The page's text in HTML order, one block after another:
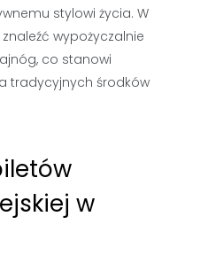
stylowi życia. W
wypożyczalnie
co stanowi
tradycyjnych środków
w